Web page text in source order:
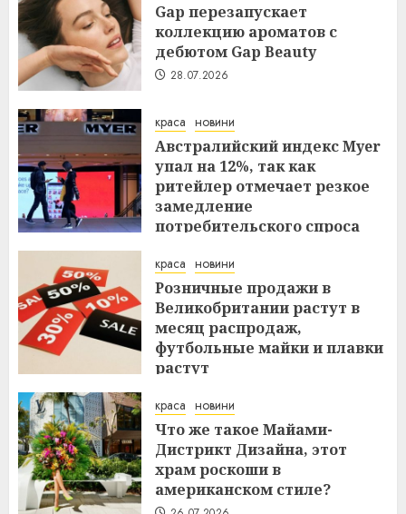
Gap перезапускает
коллекцию ароматов с
дебютом Gap Beauty
28.07.2026
краса новини
Австралийский индекс Myer
упал на 12%, так как
ритейлер отмечает резкое
замедление
потребительского спроса
краса новини
Розничные продажи в
Великобритании растут в
месяц распродаж,
футбольные майки и плавки
растут
краса новини
Что же такое Майами-
Дистрикт Дизайна, этот
храм роскоши в
американском стиле?